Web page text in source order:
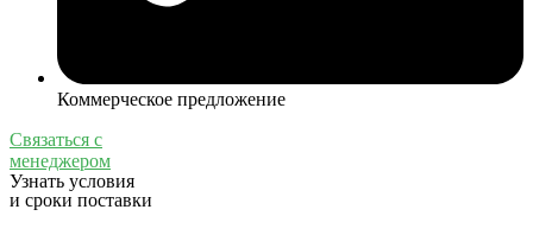
Коммерческое предложение
Связаться с
менеджером
Узнать условия
и сроки поставки